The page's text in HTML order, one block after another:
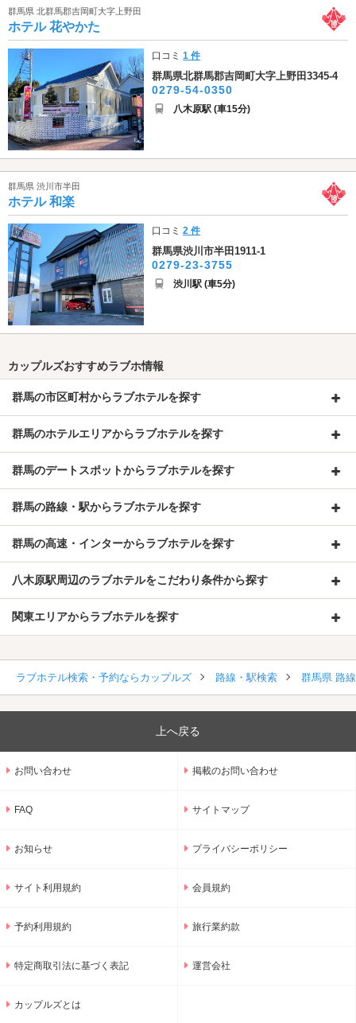
群馬県 北群馬郡吉岡町大字上野田
ホテル 花やかた
口コミ1 件
群馬県北群馬郡吉岡町大字上野田3345-4
0279-54-0350
八木原駅 (車15分)
群馬県 渋川市半田
ホテル 和楽
口コミ2 件
群馬県渋川市半田1911-1
0279-23-3755
渋川駅 (車5分)
カップルズおすすめラブホ情報
群馬の市区町村からラブホテルを探す
群馬のホテルエリアからラブホテルを探す
群馬のデートスポットからラブホテルを探す
群馬の路線・駅からラブホテルを探す
群馬の高速・インターからラブホテルを探す
八木原駅周辺のラブホテルをこだわり条件から探す
関東エリアからラブホテルを探す
ラブホテル検索・予約ならカップルズ 路線・駅検索 群馬県 路
上へ戻る
お問い合わせ 掲載のお問い合わせ
FAQ サイトマップ
お知らせ プライバシーポリシー
サイト利用規約 会員規約
予約利用規約 旅行業約款
特定商取引法に基づく表記 運営会社
カップルズとは